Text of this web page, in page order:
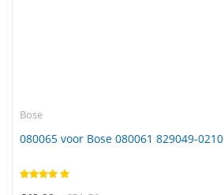
Bose
080065 voor Bose 080061 829049-0210